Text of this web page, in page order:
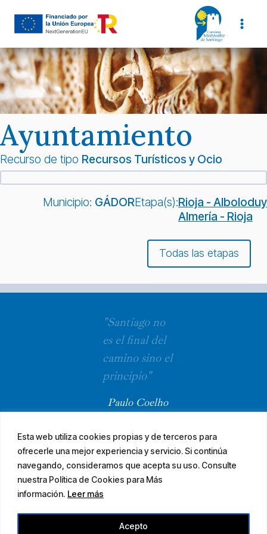
Esta web utiliza cookies propias y de terceros para
ofrecerle una mejor experiencia y servicio. Si continúa
navegando, consideramos que acepta su uso. Consulte
nuestra Política de Cookies para Más
información. Leer más
Acepto
Ayuntamiento
Recurso de tipo Recursos Turísticos y Ocio
Municipio: GÁDOREtapa(s):Rioja - Alboloduy
Almería - Rioja
Todas las etapas
"Santiago no
es el final del
camino sino el
principio"
Paulo Coelho
© 2026 El Camino Mozárabe de Santiago · diseña